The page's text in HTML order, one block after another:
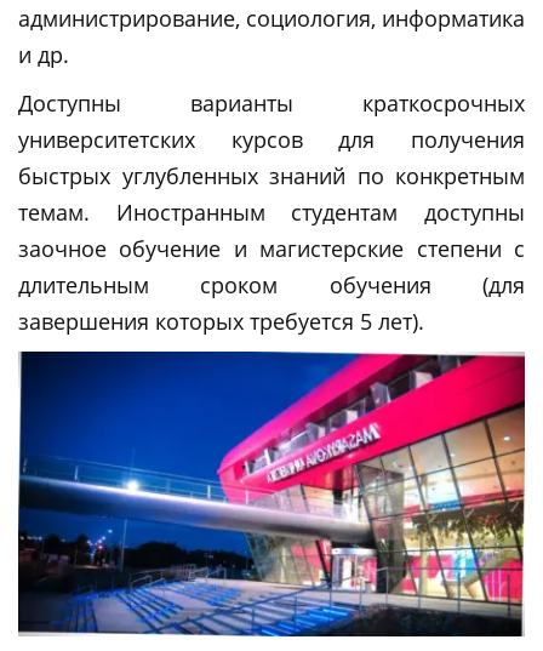
администрирование, социология, информатика
и др.
Доступны варианты краткосрочных
университетских курсов для получения
быстрых углубленных знаний по конкретным
темам. Иностранным студентам доступны
заочное обучение и магистерские степени с
длительным сроком обучения (для
завершения которых требуется 5 лет).